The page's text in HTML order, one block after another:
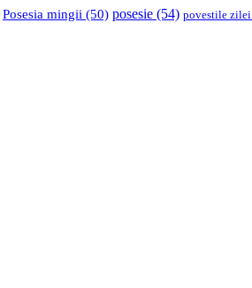
Posesia mingii (50) posesie (54) povestile zilei